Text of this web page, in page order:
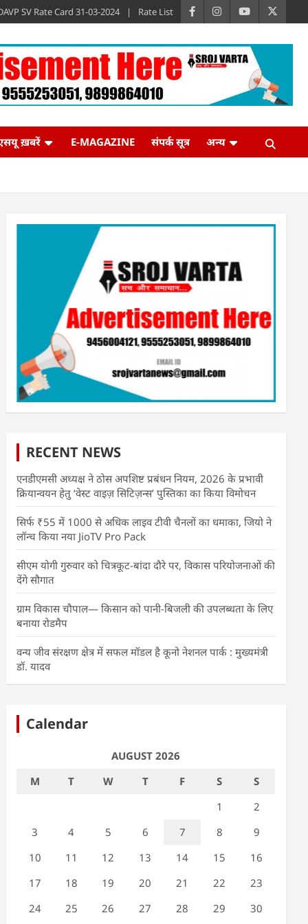
SV Rate Card 31-03-2024 Rate List
ख़बरें E-MAGAZINE संपर्क सूत्र अन्य
RECENT NEWS
एनडीएमसी अध्यक्ष ने ठोस अपशिष्ट प्रबंधन नियम, 2026 के प्रभावी
क्रियान्वयन हेतु ‘वेस्ट वाइज़ सिटिज़न्स’ पुस्तिका का किया विमोचन
सिर्फ ₹55 में 1000 से अधिक लाइव टीवी चैनलों का धमाका, जियो ने
लॉन्च किया नया JioTV Pro Pack
सीएम योगी गुरुवार को चित्रकूट-बांदा दौरे पर, विकास परियोजनाओं की
देंगे सौगात
ग्राम विकास चौपाल— किसान को पानी-बिजली की उपलब्धता के लिए
बनाया रोडमैप
वन्य जीव संरक्षण क्षेत्र में सफल मॉडल है कूनो नेशनल पार्क : मुख्यमंत्री
डॉ. यादव
Calendar
AUGUST 2026
M
T W T F S
S
1
2
3
4 5 6 7 8
9
10
11 12 13 14 15
16
17
18 19 20 21 22
23
24
25 26 27 28 29
30